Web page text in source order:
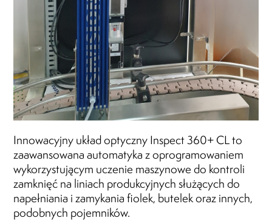
Innowacyjny układ optyczny Inspect 360+ CL to
zaawansowana automatyka z oprogramowaniem
wykorzystującym uczenie maszynowe do kontroli
zamknięć na liniach produkcyjnych służących do
napełniania i zamykania fiolek, butelek oraz innych,
podobnych pojemników.